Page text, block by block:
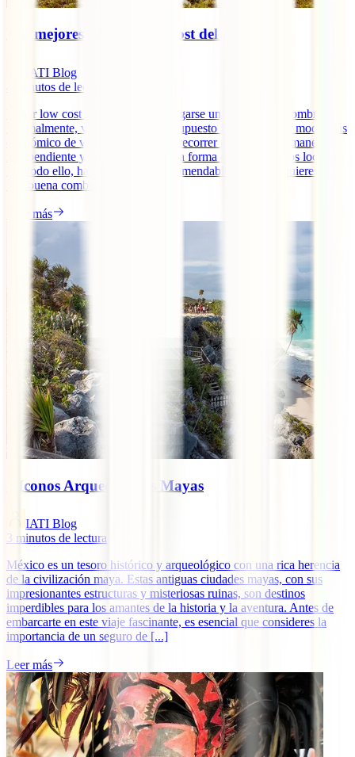
Los mejores destinos low cost del mundo
IATI Blog
minutos de lectura
Viajar low cost no implica solo cargarse una mochila al hombro.
Normalmente, viajar con bajo presupuesto implica buscar modo más
económico de viajar pero también recorrer países de una manera
independiente y relacionarse de una forma estrecha con los locales.
Por todo ello, hay lugares más recomendables si lo que quieres es
una buena combinación [...]
Leer más
8 Iconos Arqueológicos Mayas
IATI Blog
3 minutos de lectura
México es un tesoro histórico y arqueológico con una rica herencia
de la civilización maya. Estas antiguas ciudades mayas, con sus
impresionantes estructuras y misteriosas ruinas, son destinos
imperdibles para los amantes de la historia y la aventura. Antes de
embarcarte en este viaje fascinante, es esencial que consideres la
importancia de un seguro de [...]
Leer más